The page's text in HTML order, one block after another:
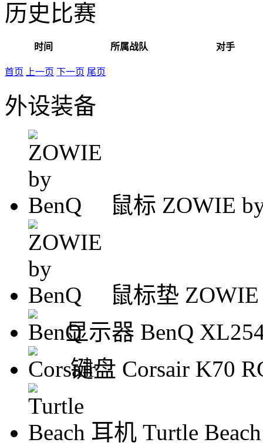
历史比赛
时间 所属战队 对手
首页 上一页 下一页 尾页
外设装备
鼠标 ZOWIE
鼠标垫 ZOWIE
显示器 BenQ
键盘 Corsair K70
耳机 Turtle